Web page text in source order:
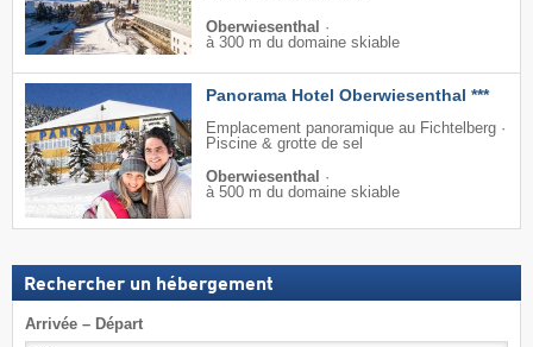
Oberwiesenthal ·
à 300 m du domaine skiable
Panorama Hotel Oberwiesenthal ***
Emplacement panoramique au Fichtelberg ·
Piscine & grotte de sel
Oberwiesenthal ·
à 500 m du domaine skiable
Rechercher un hébergement
Arrivée – Départ